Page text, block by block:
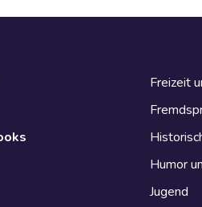
Freizeit
Humor
Jugend